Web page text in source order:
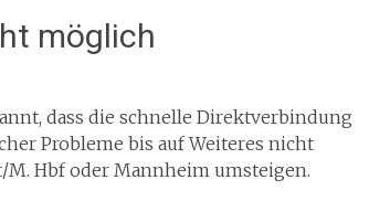
möglich
dass die schnelle Direktverbindung
Probleme bis auf Weiteres nicht
Hbf oder Mannheim umsteigen.